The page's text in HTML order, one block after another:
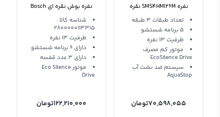
نفره SMS4HMI26M نقره
سری 4
تعداد طبقات 3 طبقه
5 برنامه شستشو
ظرفیت 13 نفره
موتور کم مصرف
EcoSilence Drive
سیستم ضد نشت آب
AquaStop
70,598,055تومان
نفره بوش نقره ای Bosch
dishwasher SMS46NI01B
شناسه کالا :
2800000113315
ظرفیت 13 نفره
دارای 6 برنامه شستشو
دارای 3 عدد قفسه
موتور Eco Silence
Drive
122,210,000تومان